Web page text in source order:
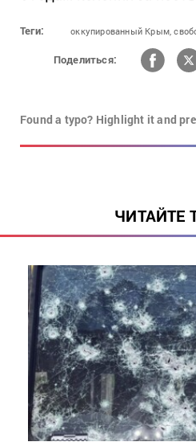
Теги: оккупированный Крым,
Поделиться:
Found a typo? Highlight it and
ЧИТАЙТЕ